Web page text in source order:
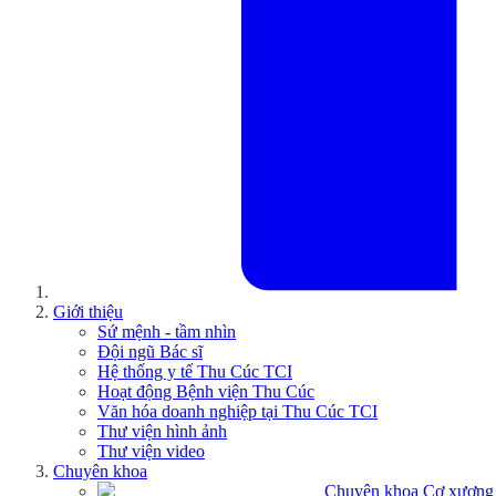
Giới thiệu
Sứ mệnh - tầm nhìn
Đội ngũ Bác sĩ
Hệ thống y tế Thu Cúc TCI
Hoạt động Bệnh viện Thu Cúc
Văn hóa doanh nghiệp tại Thu Cúc TCI
Thư viện hình ảnh
Thư viện video
Chuyên khoa
Chuyên khoa Cơ